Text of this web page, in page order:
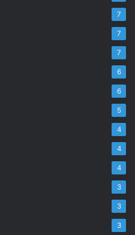
7
7
7
6
6
5
4
4
4
3
3
3